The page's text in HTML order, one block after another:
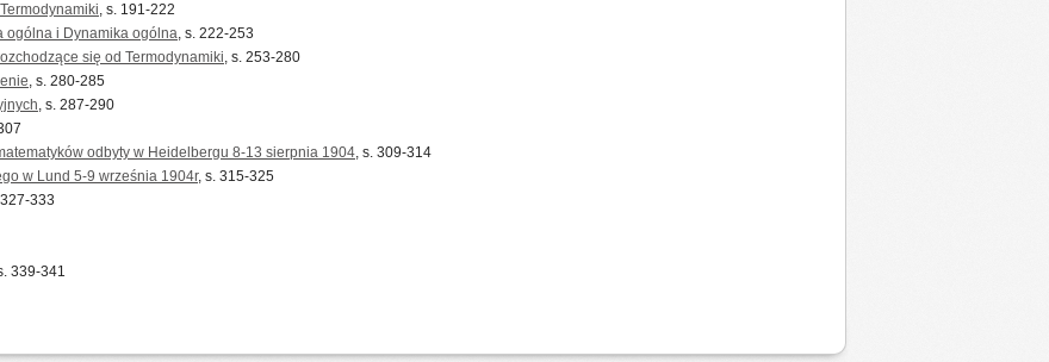
, s. 191-222
ogólna i Dynamika ogólna, s. 222-253
się od Termodynamiki, s. 253-280
, s. 280-285
, s. 287-290
odbyty w Heidelbergu 8-13 sierpnia 1904, s. 309-314
w Lund 5-9 września 1904r, s. 315-325
333
339-341